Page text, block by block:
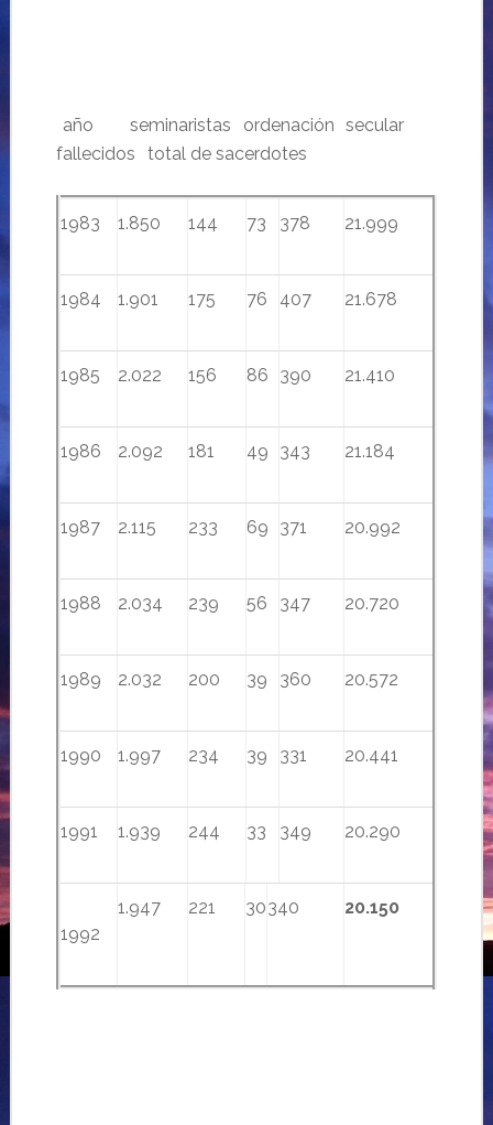
año seminaristas ordenación secular……
fallecidos
total de sacerdotes
1983 1.850 144 73 378 21.999
1984 1.901 175 76 407 21.678
1985 2.022 156 86 390 21.410
1986 2.092 181 49 343 21.184
1987 2.115 233 69 371 20.992
1988 2.034 239 56 347 20.720
1989 2.032 200 39 360 20.572
1990 1.997 234 39 331 20.441
1991 1.939 244 33 349 20.290
1992
1.947 221 30340 20.150